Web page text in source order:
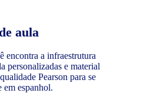
aula
encontra a infraestrutura
personalizadas e material
Pearson para se
em espanhol.